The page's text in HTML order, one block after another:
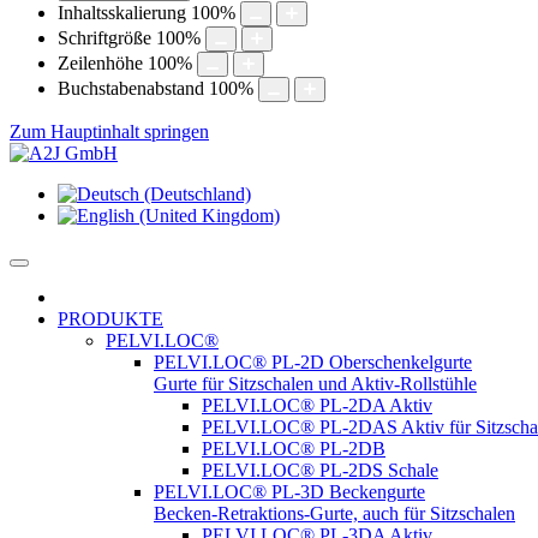
Inhaltsskalierung 100%
Schriftgröße 100%
Zeilenhöhe 100%
Buchstabenabstand 100%
Zum Hauptinhalt springen
PRODUKTE
PELVI.LOC®
PELVI.LOC® PL-2D Oberschenkelgurte
Gurte für Sitzschalen und Aktiv-Rollstühle
PELVI.LOC® PL-2DA Aktiv
PELVI.LOC® PL-2DAS Aktiv für
PELVI.LOC® PL-2DB
PELVI.LOC® PL-2DS Schale
PELVI.LOC® PL-3D Beckengurte
Becken-Retraktions-Gurte, auch für Sitzschalen